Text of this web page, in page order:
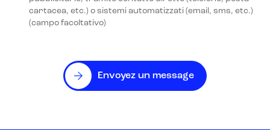
cartacea, etc.) o sistemi automatizzati (email, sms, etc.)
(campo facoltativo)
Envoyez un message